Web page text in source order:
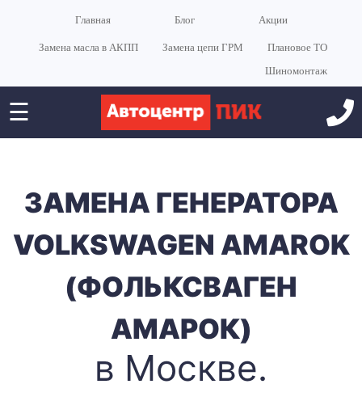
Главная Блог Акции
Замена масла в АКПП Замена цепи ГРМ
Плановое ТО
Шиномонтаж
☰
ЗАМЕНА ГЕНЕРАТОРА
VOLKSWAGEN AMAROK
(ФОЛЬКСВАГЕН
АМАРОК)
в Москве.